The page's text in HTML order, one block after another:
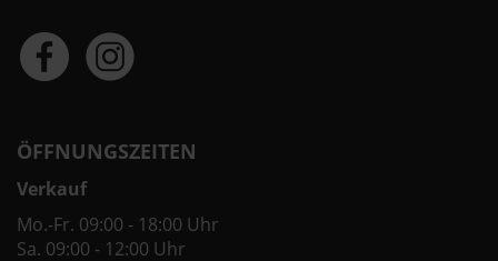
ÖFFNUNGSZEITEN
Verkauf
Mo.-Fr. 09:00 - 18:00 Uhr
Sa. 09:00 - 12:00 Uhr